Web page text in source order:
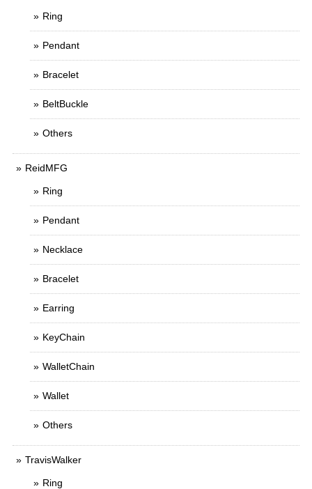
Ring
Pendant
Bracelet
BeltBuckle
Others
ReidMFG
Ring
Pendant
Necklace
Bracelet
Earring
KeyChain
WalletChain
Wallet
Others
TravisWalker
Ring